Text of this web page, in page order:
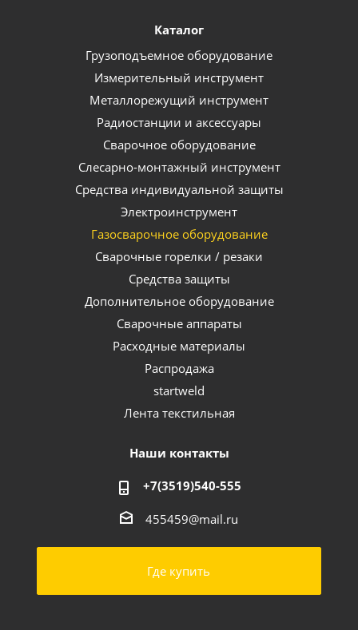
Каталог
Грузоподъемное оборудование
Измерительный инструмент
Металлорежущий инструмент
Радиостанции и аксессуары
Сварочное оборудование
Слесарно-монтажный инструмент
Средства индивидуальной защиты
Электроинструмент
Газосварочное оборудование
Сварочные горелки / резаки
Средства защиты
Дополнительное оборудование
Сварочные аппараты
Расходные материалы
Распродажа
startweld
Лента текстильная
Наши контакты
+7(3519)540-555
455459@mail.ru
Где купить